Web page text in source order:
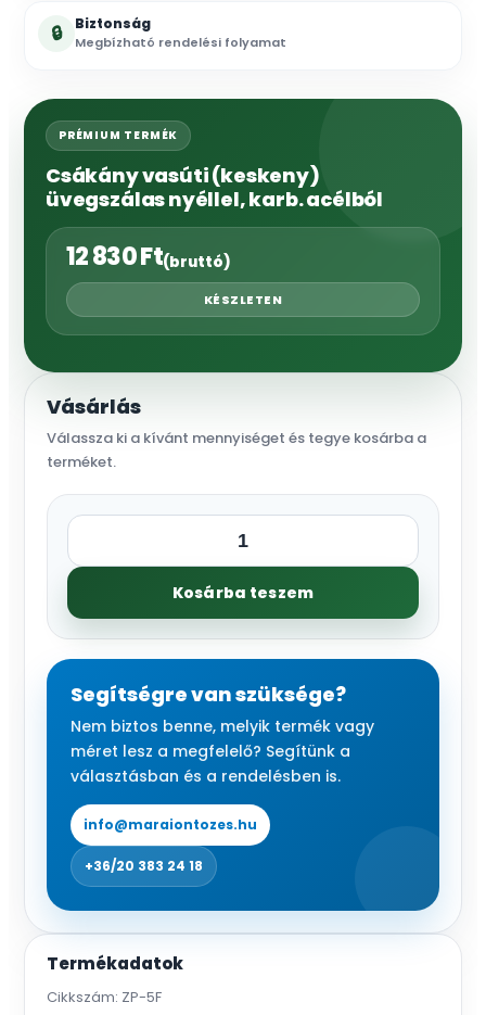
🔒 Biztonság
Megbízható rendelési folyamat
PRÉMIUM TERMÉK
Csákány vasúti (keskeny)
üvegszálas nyéllel, karb. acélból
12 830Ft(bruttó)
KÉSZLETEN
Vásárlás
Válassza ki a kívánt mennyiséget és tegye kosárba a
terméket.
Csákány
vasúti
(keskeny)
nyéllel,
karb.
acélból
mennyiség
Kosárba teszem
Segítségre van szüksége?
Nem biztos benne, melyik termék vagy
méret lesz a megfelelő? Segítünk a
választásban és a rendelésben is.
info@maraiontozes.hu
+36/20 383 24 18
Termékadatok
Cikkszám: ZP-5F